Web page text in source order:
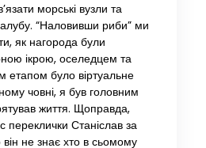
морські вузли та
“Наловивши риби” ми
як нагорода були
ікрою, оселедцем та
етапом було віртуальне
човні, я був головним
життя. Щоправда,
переклички Станіслав за
не знає хто в сьомому